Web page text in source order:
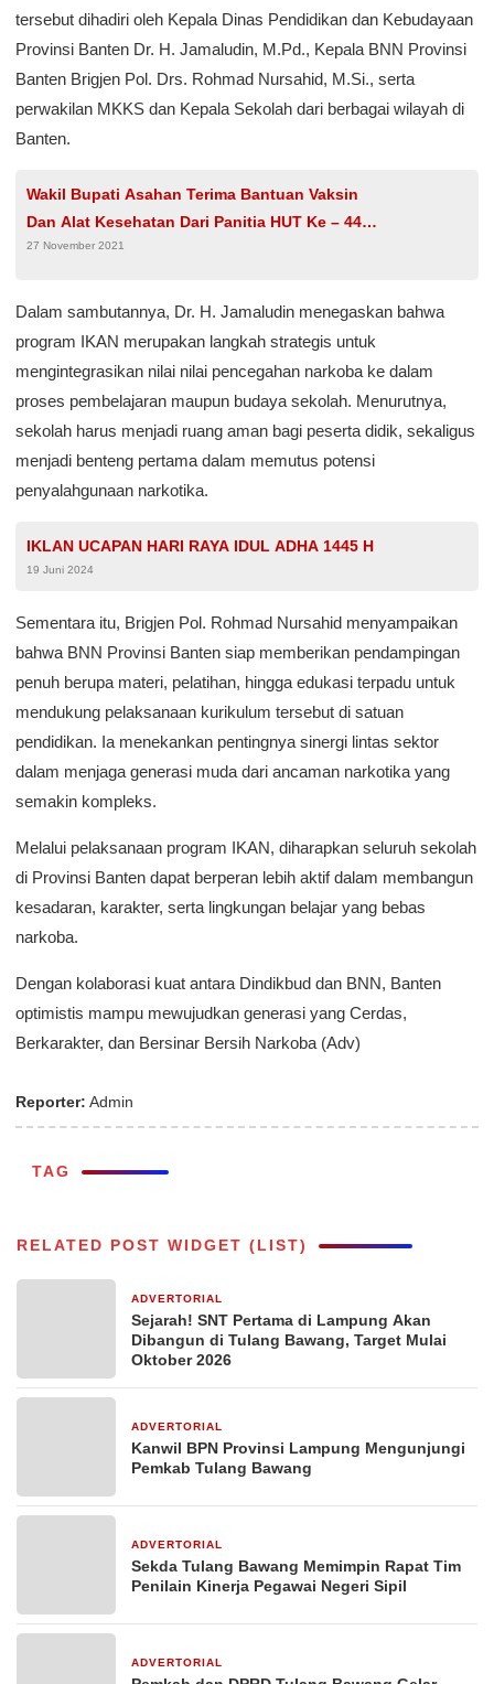
tersebut dihadiri oleh Kepala Dinas Pendidikan dan Kebudayaan
Provinsi Banten Dr. H. Jamaludin, M.Pd., Kepala BNN Provinsi
Banten Brigjen Pol. Drs. Rohmad Nursahid, M.Si., serta
perwakilan MKKS dan Kepala Sekolah dari berbagai wilayah di
Banten.
Wakil Bupati Asahan Terima Bantuan Vaksin
Dan Alat Kesehatan Dari Panitia HUT Ke – 44
Pasar Modal Indonesia
27 November 2021
Dalam sambutannya, Dr. H. Jamaludin menegaskan bahwa
program IKAN merupakan langkah strategis untuk
mengintegrasikan nilai nilai pencegahan narkoba ke dalam
proses pembelajaran maupun budaya sekolah. Menurutnya,
sekolah harus menjadi ruang aman bagi peserta didik, sekaligus
menjadi benteng pertama dalam memutus potensi
penyalahgunaan narkotika.
IKLAN UCAPAN HARI RAYA IDUL ADHA 1445 H
19 Juni 2024
Sementara itu, Brigjen Pol. Rohmad Nursahid menyampaikan
bahwa BNN Provinsi Banten siap memberikan pendampingan
penuh berupa materi, pelatihan, hingga edukasi terpadu untuk
mendukung pelaksanaan kurikulum tersebut di satuan
pendidikan. Ia menekankan pentingnya sinergi lintas sektor
dalam menjaga generasi muda dari ancaman narkotika yang
semakin kompleks.
Melalui pelaksanaan program IKAN, diharapkan seluruh sekolah
di Provinsi Banten dapat berperan lebih aktif dalam membangun
kesadaran, karakter, serta lingkungan belajar yang bebas
narkoba.
Dengan kolaborasi kuat antara Dindikbud dan BNN, Banten
optimistis mampu mewujudkan generasi yang Cerdas,
Berkarakter, dan Bersinar Bersih Narkoba (Adv)
Reporter: Admin
TAG
RELATED POST WIDGET (LIST)
ADVERTORIAL
Sejarah! SNT Pertama di Lampung Akan
Dibangun di Tulang Bawang, Target Mulai
Oktober 2026
ADVERTORIAL
Kanwil BPN Provinsi Lampung Mengunjungi
Pemkab Tulang Bawang
ADVERTORIAL
Sekda Tulang Bawang Memimpin Rapat Tim
Penilain Kinerja Pegawai Negeri Sipil
ADVERTORIAL